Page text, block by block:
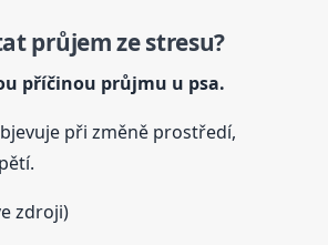
průjem ze stresu?
příčinou průjmu u psa.
při změně prostředí,
zdroji)